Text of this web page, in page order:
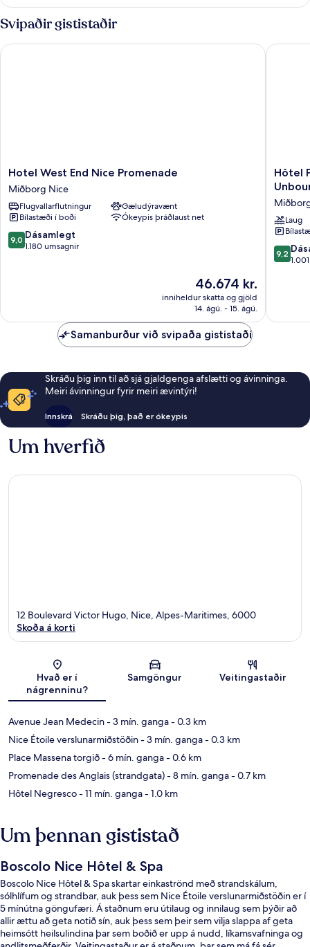
Svipaðir gististaðir
Hotel
West
End
Nice
Promenade
Miðborg
Nice
Hotel West End Nice Promenade
Miðborg Nice
Flugvallarflutningur
Gæludýravænt
Bílastæði í boði
Ókeypis þráðlaust net
9.0
af
9,0 Dásamlegt
1.180 umsagnir
Verðið
er
46.674 kr.
46.674 kr.
inniheldur skatta og gjöld
14. ágú. - 15. ágú.
Hotel West End Nice Promenade
Hôtel
Palais
la
In
The
Nice
Hôtel
Laug
9.2
af
9,2
Hôtel
Samanburður við svipaða gististaði
Skráðu þig inn til að sjá gjaldgenga afslætti og ávinninga.
Meiri ávinningur fyrir meiri ævintýri!
Innskrá Skráðu þig, það er ókeypis
Um hverfið
Kort
12 Boulevard Victor Hugo, Nice, Alpes-Maritimes, 6000
Skoða á korti
Hvað er í
nágrenninu?
Samgöngur Veitingastaðir
Avenue Jean Medecin- 3 mín. ganga- 0.3 km
Nice Étoile verslunarmiðstöðin- 3 mín. ganga- 0.3 km
Place Massena torgið- 6 mín. ganga- 0.6 km
Promenade des Anglais (strandgata)- 8 mín. ganga- 0.7 km
Hôtel Negresco- 11 mín. ganga- 1.0 km
Um þennan gististað
Boscolo Nice Hôtel & Spa
Boscolo Nice Hôtel & Spa skartar einkaströnd með strandskálum,
sólhlífum og strandbar, auk þess sem Nice Étoile verslunarmiðstöðin er í
5 mínútna göngufæri. Á staðnum eru útilaug og innilaug sem þýðir að
allir ættu að geta notið sín, auk þess sem þeir sem vilja slappa af geta
heimsótt heilsulindina þar sem boðið er upp á nudd, líkamsvafninga og